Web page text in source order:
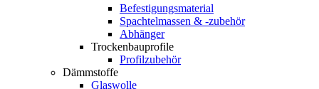
Befestigungsmaterial
Spachtelmassen & -zubehör
Abhänger
Trockenbauprofile
Profilzubehör
Dämmstoffe
Glaswolle